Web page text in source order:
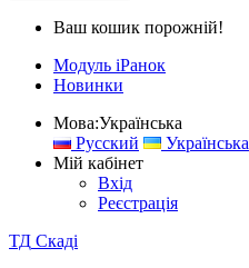
Ваш кошик порожній!
Модуль iРанок
Новинки
Мова:Українська
Русский
Українська
Мій кабінет
Вхід
Реєстрація
ТД Скаді